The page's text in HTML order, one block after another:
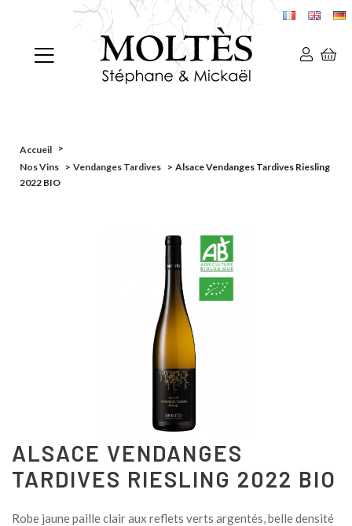
Accueil >
Nos Vins > Vendanges Tardives > Alsace Vendanges Tardives Riesling
2022 BIO
ALSACE VENDANGES
TARDIVES RIESLING 2022 BIO
Robe jaune paille clair aux reflets verts argentés, belle densité